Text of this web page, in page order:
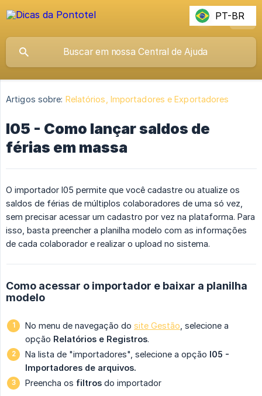
Artigos sobre: Relatórios, Importadores e Exportadores
I05 - Como lançar saldos de
férias em massa
O importador I05 permite que você cadastre ou atualize os
saldos de férias de múltiplos colaboradores de uma só vez,
sem precisar acessar um cadastro por vez na plataforma. Para
isso, basta preencher a planilha modelo com as informações
de cada colaborador e realizar o upload no sistema.
Como acessar o importador e baixar a planilha
modelo
No menu de navegação do site Gestão , selecione a
opção Relatórios e Registros.
Na lista de "importadores", selecione a opção I05 -
Importadores de arquivos.
Preencha os filtros do importador
PT-BR